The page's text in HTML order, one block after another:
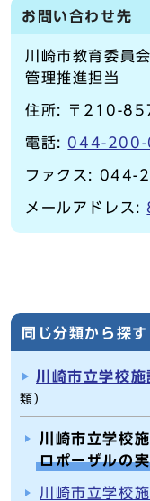
お問い合わせ先
川崎市教育委員
管理推進担当
住所: 〒210-
電話: 044-200-
ファクス: 044-
メールアドレス:
同じ分類から探す
川崎市立学校
類）
川崎市立学校
ロポーザルの
川崎市立学校